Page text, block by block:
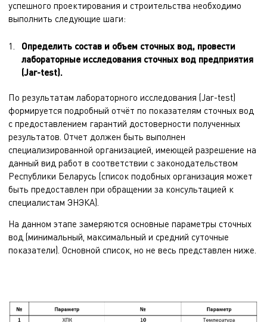
успешного проектирования и строительства необходимо
выполнить следующие шаги:
Определить состав и объем сточных вод, провести
лабораторные исследования сточных вод предприятия
(Jar-test).
По результатам лабораторного исследования (Jar-test)
формируется подробный отчёт по показателям сточных вод
с предоставлением гарантий достоверности полученных
результатов. Отчет должен быть выполнен
специализированной организацией, имеющей разрешение на
данный вид работ в соответствии с законодательством
Республики Беларусь (список подобных организация может
быть предоставлен при обращении за консультацией к
специалистам ЭНЭКА).
На данном этапе замеряются основные параметры сточных
вод (минимальный, максимальный и средний суточные
показатели). Основной список, но не весь представлен ниже.